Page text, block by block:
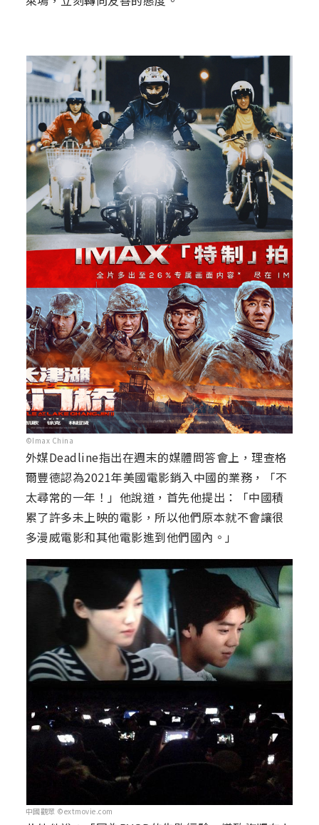
©Imax China
外媒Deadline指出在週末的媒體問答會上，理查格
爾豐德認為2021年美國電影銷入中國的業務，「不
太尋常的一年！」他說道，首先他提出：「中國積
累了許多未上映的電影，所以他們原本就不會讓很
多漫威電影和其他電影進到他們國內。」
中國觀眾 ©extmovie.com